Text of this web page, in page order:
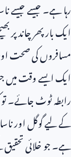
رہا ہے۔ جیسے جیسے
ایک بار پھر چاند پر
مسافروں کی صحت
ایک ایسے وقت میں
رابطہ ٹوٹ جائے۔
کے لیے گوگل اور
ہے۔ جو خلائی